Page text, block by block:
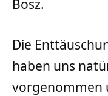
Bosz.
Die
haben uns
vorgenommen